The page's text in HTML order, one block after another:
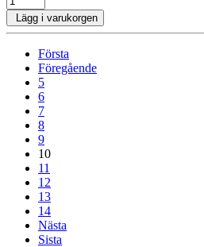
Lägg i varukorgen
Första
Föregående
5
6
7
8
9
10
11
12
13
14
Nästa
Sista